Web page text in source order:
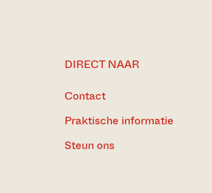
DIRECT NAAR
Contact
Praktische informatie
Steun ons